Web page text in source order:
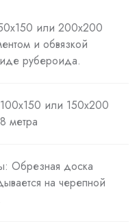
или 200х200
и обвязкой
рубероида.
или 150х200
метра
Обрезная доска
на черепной